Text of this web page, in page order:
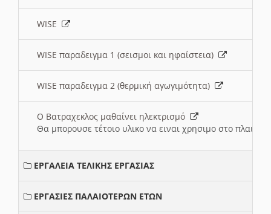
WISE
WISE παραδειγμα 1 (σεισμοι και ηφαίστεια)
WISE παραδειγμα 2 (θερμική αγωγιμότητα)
Ο Βατραχεκλος μαθαίνει ηλεκτρισμό
Θα μπορουσε τέτοιο υλικο να ειναι χρησιμο στο
ΕΡΓΑΛΕΙΑ ΤΕΛΙΚΗΣ ΕΡΓΑΣΙΑΣ
ΕΡΓΑΣΙΕΣ ΠΑΛΑΙΟΤΕΡΩΝ ΕΤΩΝ